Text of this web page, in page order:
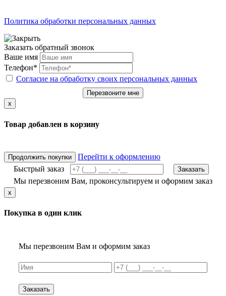
Политика обработки персональных данных
Заказать обратный звонок
Ваше имя
Телефон*
Согласие на обработку своих персональных данных
Перезвоните мне
x
Товар добавлен в корзину
Продолжить покупки
Перейти к оформлению
Быстрый заказ
Заказать
Мы перезвоним Вам, проконсультируем и оформим заказ
x
Покупка в один клик
Мы перезвоним Вам и оформим заказ
Заказать